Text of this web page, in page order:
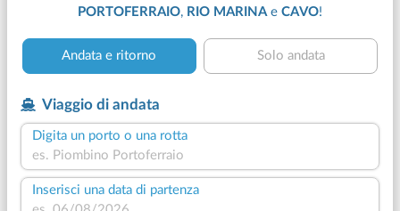
PORTOFERRAIO, RIO MARINA e CAVO!
Andata e ritorno Solo andata
Viaggio di andata
Digita un porto o una rotta
Inserisci una data di partenza